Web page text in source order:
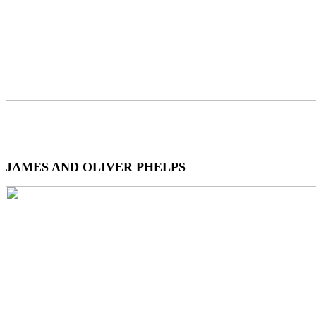
JAMES AND OLIVER PHELPS